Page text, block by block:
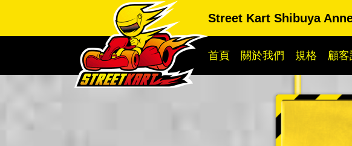
Street Kart Shibuya
首頁 關於我們 規格 顧